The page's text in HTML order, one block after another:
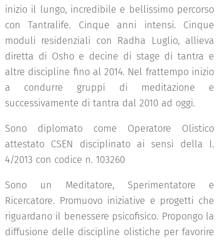
inizio il lungo, incredibile e bellissimo percorso
con Tantralife. Cinque anni intensi. Cinque
moduli residenziali con Radha Luglio, allieva
diretta di Osho e decine di stage di tantra e
altre discipline fino al 2014. Nel frattempo inizio
a condurre gruppi di meditazione e
successivamente di tantra dal 2010 ad oggi.
Sono diplomato come Operatore Olistico
attestato CSEN disciplinato ai sensi della l.
4/2013 con codice n. 103260
Sono un Meditatore, Sperimentatore e
Ricercatore. Promuovo iniziative e progetti che
riguardano il benessere psicofisico. Propongo la
diffusione delle discipline olistiche per favorire